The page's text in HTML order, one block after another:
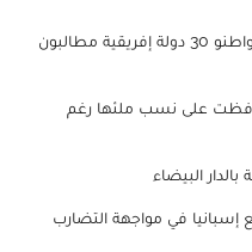
تأشيرة الدخول للولايات المتحدة: مواطنو 30 دولة إفريقية مطالبون
على نسب ملئها رغم
البيضاء
في مواجهة التضارب